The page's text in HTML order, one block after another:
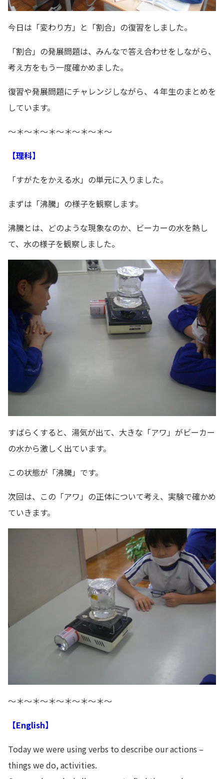
今日は「変わり方」と「割合」の復習をしました。
「割合」の発展問題は、みんなで答え合わせをしながら、
考え方をもう一度確かめました。
復習や発展問題にチャレンジしながら、４年生のまとめを
しています。
～＊～＊～＊～＊～＊～＊～
【理科】
「すがたをかえる水」の単元に入りました。
まずは「沸騰」の様子を観察します。
沸騰とは、どのような現象なのか、ビーカーの水を熱し
て、水の様子を観察しました。
すばらくすると、湯気が出て、大きな「アワ」がビーカー
の水から激しく出ています。
この状態が「沸騰」です。
次回は、この「アワ」の正体について考え、実験で確かめ
ていきます。
～＊～＊～＊～＊～＊～＊～
【English】
Today we were using verbs to describe our actions –
things we do, activities.